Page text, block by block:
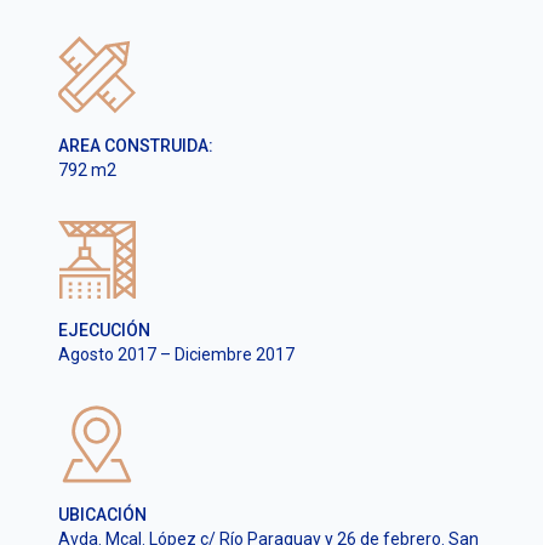
AREA CONSTRUIDA:
792 m2
EJECUCIÓN
Agosto 2017 – Diciembre 2017
UBICACIÓN
Avda. Mcal. López c/ Río Paraguay y 26 de febrero. San